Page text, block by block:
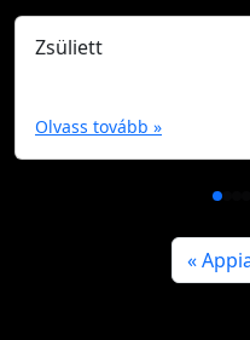
Zsüliett
Olvass tovább »